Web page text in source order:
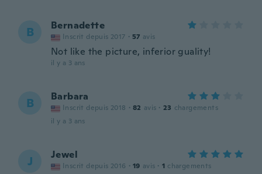
B Bernadette
Inscrit depuis 2017 · 57 avis
Not like the picture, inferior guality!
il y a 3 ans
B Barbara
Inscrit depuis 2018 · 82 avis · 23 chargements
il y a 3 ans
J Jewel
Inscrit depuis 2016 · 19 avis · 1 chargements